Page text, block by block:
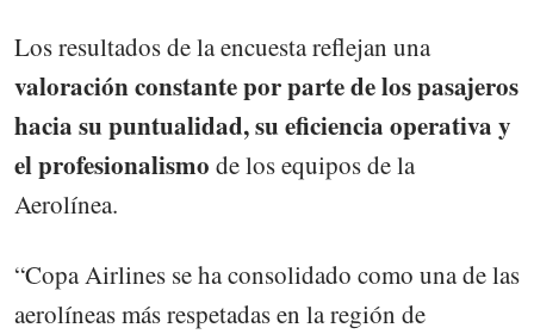
Los resultados de la encuesta reflejan una
valoración constante por parte de los pasajeros
hacia su puntualidad, su eficiencia operativa y
el profesionalismo de los equipos de la
Aerolínea.
“Copa Airlines se ha consolidado como una de las
aerolíneas más respetadas en la región de